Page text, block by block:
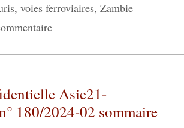
, voies ferroviaires, Zambie
Asie21-
180/2024-02 sommaire